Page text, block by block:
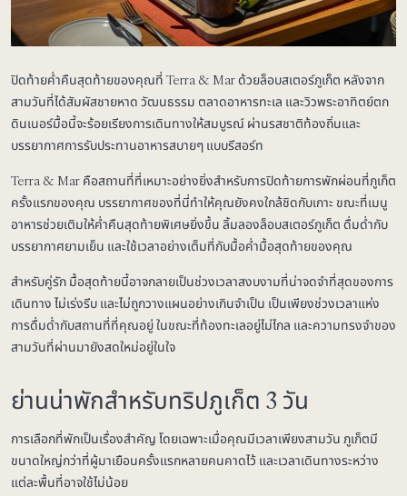
ปิดท้ายค่ำคืนสุดท้ายของคุณที่ Terra & Mar ด้วยล็อบสเตอร์ภูเก็ต หลังจาก
สามวันที่ได้สัมผัสชายหาด วัฒนธรรม ตลาดอาหารทะเล และวิวพระอาทิตย์ตก
ดินเนอร์มื้อนี้จะร้อยเรียงการเดินทางให้สมบูรณ์ ผ่านรสชาติท้องถิ่นและ
บรรยากาศการรับประทานอาหารสบายๆ แบบรีสอร์ท
Terra & Mar คือสถานที่ที่เหมาะอย่างยิ่งสำหรับการปิดท้ายการพักผ่อนที่ภูเก็ต
ครั้งแรกของคุณ บรรยากาศของที่นี่ทำให้คุณยังคงใกล้ชิดกับเกาะ ขณะที่เมนู
อาหารช่วยเติมให้ค่ำคืนสุดท้ายพิเศษยิ่งขึ้น ลิ้มลองล็อบสเตอร์ภูเก็ต ดื่มด่ำกับ
บรรยากาศยามเย็น และใช้เวลาอย่างเต็มที่กับมื้อค่ำมื้อสุดท้ายของคุณ
สำหรับคู่รัก มื้อสุดท้ายนี้อาจกลายเป็นช่วงเวลาสงบงามที่น่าจดจำที่สุดของการ
เดินทาง ไม่เร่งรีบ และไม่ถูกวางแผนอย่างเกินจำเป็น เป็นเพียงช่วงเวลาแห่ง
การดื่มด่ำกับสถานที่ที่คุณอยู่ ในขณะที่ท้องทะเลอยู่ไม่ไกล และความทรงจำของ
สามวันที่ผ่านมายังสดใหม่อยู่ในใจ
ย่านน่าพักสำหรับทริปภูเก็ต 3 วัน
การเลือกที่พักเป็นเรื่องสำคัญ โดยเฉพาะเมื่อคุณมีเวลาเพียงสามวัน ภูเก็ตมี
ขนาดใหญ่กว่าที่ผู้มาเยือนครั้งแรกหลายคนคาดไว้ และเวลาเดินทางระหว่าง
แต่ละพื้นที่อาจใช้ไม่น้อย